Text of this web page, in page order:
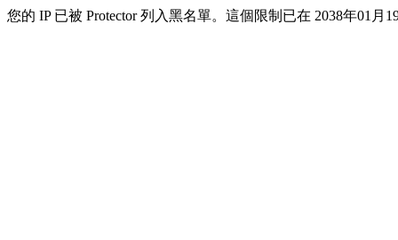
您的 IP 已被 Protector 列入黑名單。這個限制已在 2038年01月